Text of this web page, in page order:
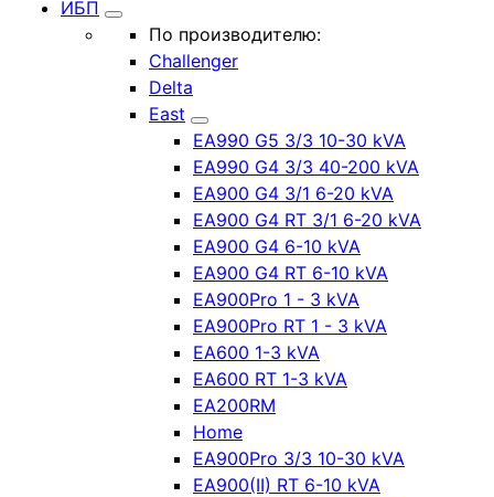
ИБП
По производителю:
Challenger
Delta
East
EA990 G5 3/3 10-30 kVA
EA990 G4 3/3 40-200 kVA
EA900 G4 3/1 6-20 kVA
EA900 G4 RT 3/1 6-20 kVA
EA900 G4 6-10 kVA
EA900 G4 RT 6-10 kVA
EA900Pro 1 - 3 kVA
EA900Pro RT 1 - 3 kVA
EA600 1-3 kVA
EA600 RT 1-3 kVA
EA200RM
Home
EA900Pro 3/3 10-30 kVA
EA900(II) RT 6-10 kVA